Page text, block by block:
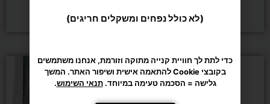
הוספה לסל הוספה לסל